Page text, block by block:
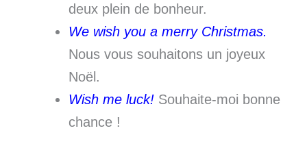
deux plein de bonheur.
We wish you a merry Christmas.
Nous vous souhaitons un joyeux
Noël.
Wish me luck! Souhaite-moi bonne
chance !